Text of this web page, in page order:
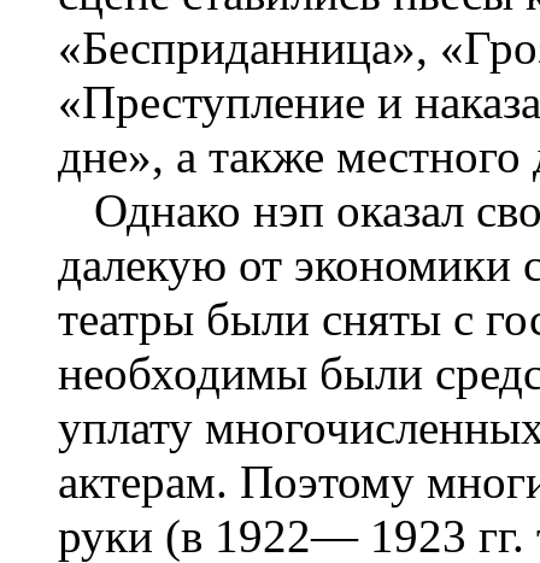
«Бесприданница»,
«Преступление и
дне», а также
Однако нэп оказал
далекую от экономики
театры были сняты с
необходимы были
уплату
актерам. Поэтому
руки (в 1922— 1923 гг.